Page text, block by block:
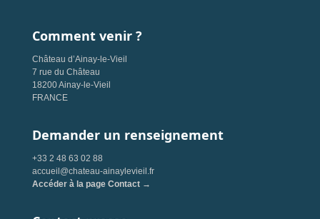
Comment venir ?
Château d’Ainay-le-Vieil
7 rue du Château
18200 Ainay-le-Vieil
FRANCE
Demander un renseignement
+33 2 48 63 02 88
accueil@chateau-ainaylevieil.fr
Accéder à la page Contact →